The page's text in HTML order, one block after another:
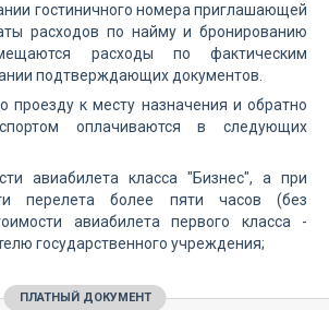
гостиничного номера приглашающей
расходов по найму и бронированию
расходы по фактическим
подтверждающих документов.
проезду к месту назначения и обратно
оплачиваются в следующих
авиабилета класса "Бизнес", а при
перелета более пяти часов (без
авиабилета первого класса -
государственного учреждения;
ПЛАТНЫЙ ДОКУМЕНТ